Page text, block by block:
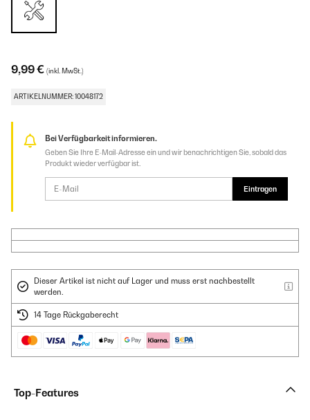
9,99 € (inkl. MwSt.)
ARTIKELNUMMER: 10048172
Bei Verfügbarkeit informieren.
Geben Sie Ihre E-Mail-Adresse ein und wir benachrichtigen Sie, sobald das
Produkt wieder verfügbar ist.
Eintragen
Dieser Artikel ist nicht auf Lager und muss erst nachbestellt
werden.
14 Tage Rückgaberecht
Top-Features